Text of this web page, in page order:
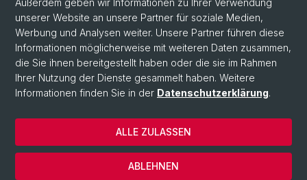
LinkedIn
Instagram
© Universität Basel
Datenschutzerklärung
Außerdem geben wir Informationen zu Ihrer Verwendung
unserer Website an unsere Partner für soziale Medien,
Werbung und Analysen weiter. Unsere Partner führen diese
Informationen möglicherweise mit weiteren Daten zusammen,
die Sie ihnen bereitgestellt haben oder die sie im Rahmen
Ihrer Nutzung der Dienste gesammelt haben. Weitere
Informationen finden Sie in der Datenschutzerklärung.
ABLEHNEN
ALLE ZULASSEN